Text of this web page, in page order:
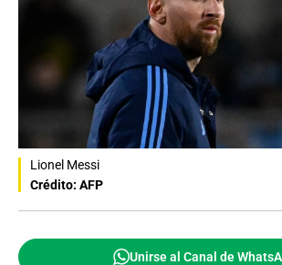
Lionel Messi
Crédito: AFP
Unirse al Canal de